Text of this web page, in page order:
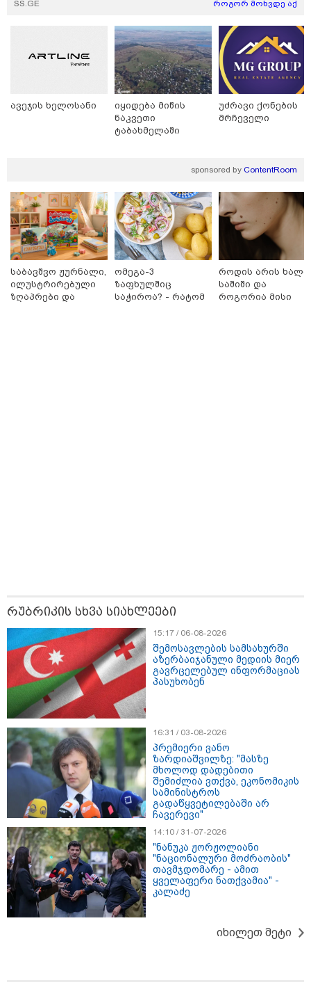
გასვენება ტაძრიდან არ მოხდეს,
ეს მგლოვიარეს ისეთი
სიყვარულითა უნდა ავუხსნათ,
რომ შფოთვა არ დაიბადოს" -
დედა სიდონია
კატეგორიის ყველა სიახლე
მსოფლიო სასიცოცხლოდ
დეფიციტის წინაშე დგას
რუსეთი ხორბლის ექსპორტის
გადასახადს აძვირებს
11:40 / 07-08-2026
"დაკავებულია 3 პირი, რომლებიც
სისტემატურად ამზადებდნენ ცნობილი
ბრენდების ფალსიფიცირებულ ვისკისა და
სხვა ალკოჰოლურ სასმელებს" -
საგამოძიებო სამსახური
22:49 / 07-08-2026
ადვოკატის ინფორმაციით,
თბილისში "გლოვოს" კურიერს
თავს დაესხნენ
SS.GE როგორ მოხვდე აქ
ავეჯის ხელოსანი
იყიდება მიწის
ნაკვეთი
ტაბახმელაში
უძრავი ქონების
მრჩეველი
sponsored by ContentRoom
საბავშვო ჟურნალი,
ილუსტრირებული
ზღაპრები და
ომეგა-3
ზაფხულშიც
საჭიროა? - რატომ
როდის არის ხალი
საშიში და
როგორია მისი
რუბრიკის სხვა სიახლეები
15:17 / 06-08-2026
შემოსავლების სამსახურში
აზერბაიჯანული მედიის მიერ
გავრცელებულ ინფორმაციას
პასუხობენ
16:31 / 03-08-2026
პრემიერი ვანო
ზარდიაშვილზე: "მასზე
მხოლოდ დადებითი
შემიძლია ვთქვა, ეკონომიკის
სამინისტროს
გადაწყვეტილებაში არ
ჩავერევი"
14:10 / 31-07-2026
"ნანუკა ჟორჟოლიანი
"ნაციონალური მოძრაობის"
თავმჯდომარე - ამით
ყველაფერი ნათქვამია" -
კალაძე
იხილეთ მეტი